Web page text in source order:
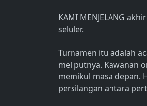
KAMI MENJELANG
seluler.
Turnamen itu adalah
meliputnya. Kawanan
memikul masa depan.
persilangan antara